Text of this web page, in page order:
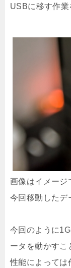
USBに移す作業
画像はイメージ
今回移動したデ
今回のように
ータを動かすこ
性能によっては